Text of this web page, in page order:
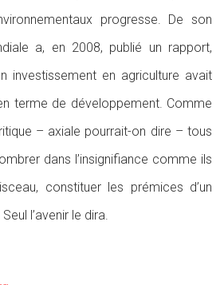
progresse. De son
a, en 2008, publié un rapport,
investissement en agriculture avait
terme de développement. Comme
– axiale pourrait-on dire – tous
dans l’insignifiance comme ils
constituer les prémices d’un
l’avenir le dira.